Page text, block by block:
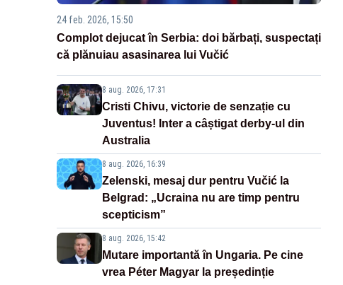
24 feb. 2026, 15:50
Complot dejucat în Serbia: doi bărbați, suspectați
că plănuiau asasinarea lui Vučić
8 aug. 2026, 17:31
Cristi Chivu, victorie de senzație cu
Juventus! Inter a câștigat derby-ul din
Australia
8 aug. 2026, 16:39
Zelenski, mesaj dur pentru Vučić la
Belgrad: „Ucraina nu are timp pentru
scepticism”
8 aug. 2026, 15:42
Mutare importantă în Ungaria. Pe cine
vrea Péter Magyar la președinție